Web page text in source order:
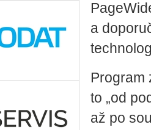
a
Program
to „od
až po